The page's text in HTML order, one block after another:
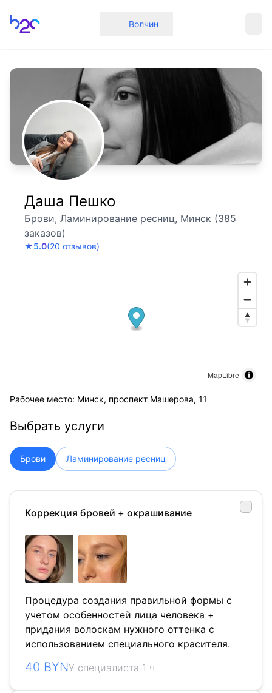
Главная Волчин
Даша Пешко
Брови, Ламинирование ресниц, Минск (385
заказов)
★5.0(20 отзывов)
MapLibre
Рабочее место: Минск, проспект Машерова, 11
Выбрать услуги
Брови Ламинирование ресниц
Коррекция бровей + окрашивание
Процедура создания правильной формы с
учетом особенностей лица человека +
придания волоскам нужного оттенка с
использованием специального красителя.
40 BYNУ специалиста 1 ч